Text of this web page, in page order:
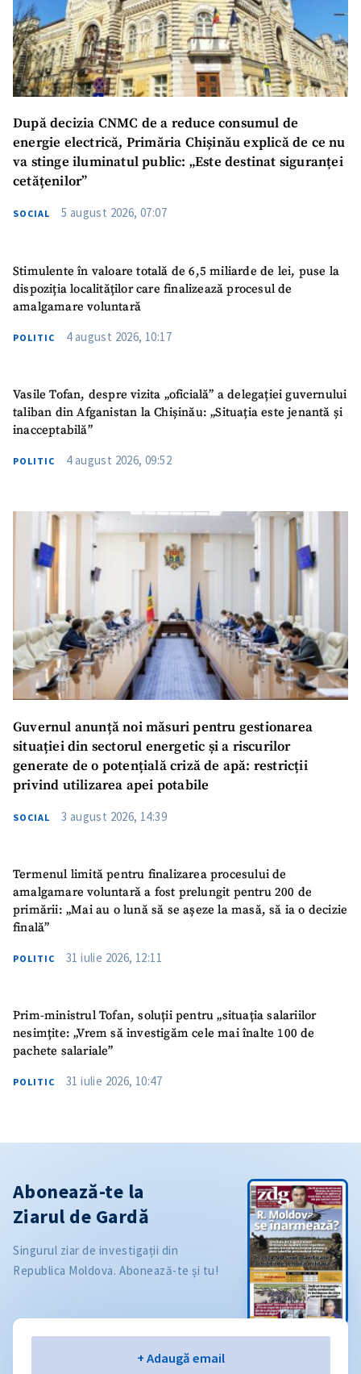
După decizia CNMC de a reduce consumul de
energie electrică, Primăria Chișinău explică de ce nu
va stinge iluminatul public: „Este destinat siguranței
cetățenilor”
SOCIAL 5 august 2026, 07:07
Stimulente în valoare totală de 6,5 miliarde de lei, puse la
dispoziția localităților care finalizează procesul de
amalgamare voluntară
POLITIC 4 august 2026, 10:17
Vasile Tofan, despre vizita „oficială” a delegației guvernului
taliban din Afganistan la Chișinău: „Situația este jenantă și
inacceptabilă”
POLITIC 4 august 2026, 09:52
Guvernul anunță noi măsuri pentru gestionarea
situației din sectorul energetic și a riscurilor
generate de o potențială criză de apă: restricții
privind utilizarea apei potabile
SOCIAL 3 august 2026, 14:39
Termenul limită pentru finalizarea procesului de
amalgamare voluntară a fost prelungit pentru 200 de
primării: „Mai au o lună să se așeze la masă, să ia o decizie
finală”
POLITIC 31 iulie 2026, 12:11
Prim-ministrul Tofan, soluții pentru „situația salariilor
nesimțite: „Vrem să investigăm cele mai înalte 100 de
pachete salariale”
POLITIC 31 iulie 2026, 10:47
Abonează-te la
Ziarul de Gardă
Singurul ziar de investigații din
Republica Moldova. Abonează-te și tu!
+ Adaugă email